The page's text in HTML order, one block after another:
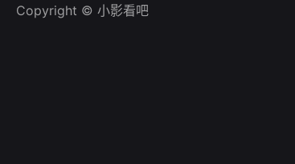
Copyright © 小影看吧